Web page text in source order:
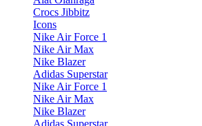
Crocs Jibbitz
Icons
Nike Air Force 1
Nike Air Max
Nike Blazer
Adidas Superstar
Nike Air Force 1
Nike Air Max
Nike Blazer
Adidas Superstar